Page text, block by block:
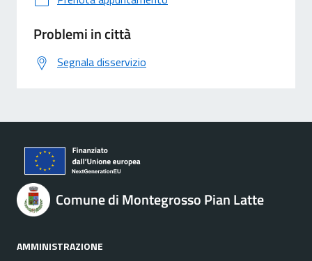
Problemi in città
Segnala disservizio
Comune di Montegrosso Pian Latte
AMMINISTRAZIONE